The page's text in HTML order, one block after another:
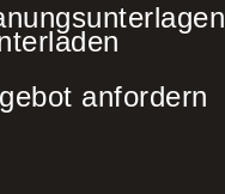
anfordern